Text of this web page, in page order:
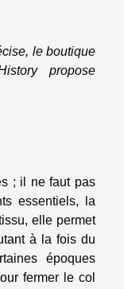
le boutique
propose
; il ne faut pas
essentiels, la
elle permet
à la fois du
époques
fermer le col